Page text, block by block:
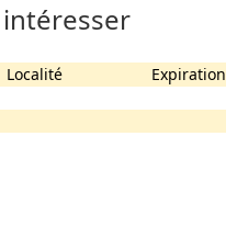
Localité
Expiration